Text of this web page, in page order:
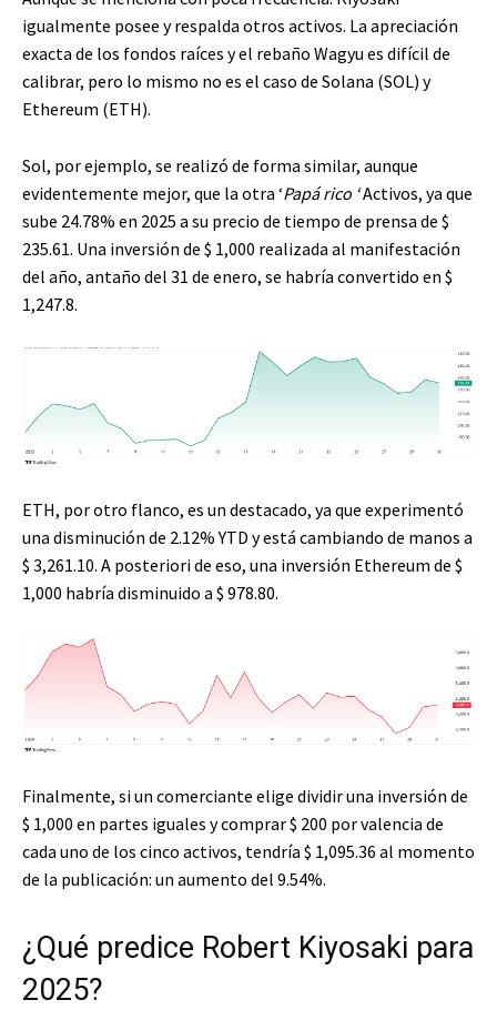
igualmente posee y respalda otros activos. La apreciación
exacta de los fondos raíces y el rebaño Wagyu es difícil de
calibrar, pero lo mismo no es el caso de Solana (SOL) y
Ethereum (ETH).
Sol, por ejemplo, se realizó de forma similar, aunque
evidentemente mejor, que la otra ‘Papá rico ‘Activos, ya que
sube 24.78% en 2025 a su precio de tiempo de prensa de $
235.61. Una inversión de $ 1,000 realizada al manifestación
del año, antaño del 31 de enero, se habría convertido en $
1,247.8.
ETH, por otro flanco, es un destacado, ya que experimentó
una disminución de 2.12% YTD y está cambiando de manos a
$ 3,261.10. A posteriori de eso, una inversión Ethereum de $
1,000 habría disminuido a $ 978.80.
Finalmente, si un comerciante elige dividir una inversión de
$ 1,000 en partes iguales y comprar $ 200 por valencia de
cada uno de los cinco activos, tendría $ 1,095.36 al momento
de la publicación: un aumento del 9.54%.
¿Qué predice Robert Kiyosaki para
2025?